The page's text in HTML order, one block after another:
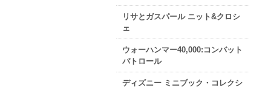
リサとガスパール ニット&クロシ
ェ
ウォーハンマー40,000:コンバット
パトロール
ディズニー ミニブック・コレクシ